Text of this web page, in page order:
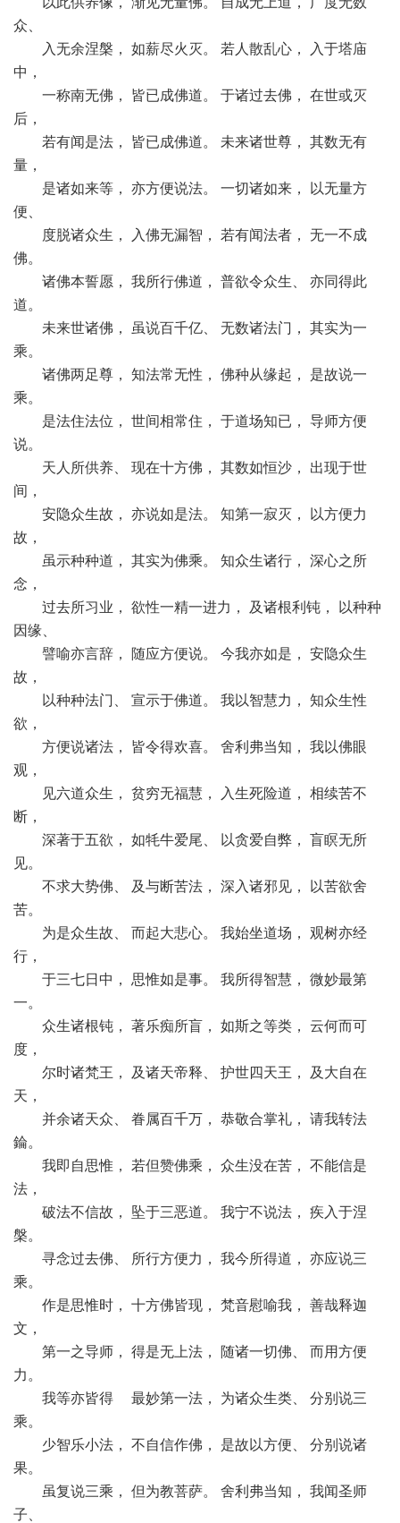
众、
入无余涅槃， 如薪尽火灭。 若人散乱心， 入于塔庙
中，
一称南无佛， 皆已成佛道。 于诸过去佛， 在世或灭
后，
若有闻是法， 皆已成佛道。 未来诸世尊， 其数无有
量，
是诸如来等， 亦方便说法。 一切诸如来， 以无量方
便、
度脱诸众生， 入佛无漏智， 若有闻法者， 无一不成
佛。
诸佛本誓愿， 我所行佛道， 普欲令众生、 亦同得此
道。
未来世诸佛， 虽说百千亿、 无数诸法门， 其实为一
乘。
诸佛两足尊， 知法常无性， 佛种从缘起， 是故说一
乘。
是法住法位， 世间相常住， 于道场知已， 导师方便
说。
天人所供养、 现在十方佛， 其数如恒沙， 出现于世
间，
安隐众生故， 亦说如是法。 知第一寂灭， 以方便力
故，
虽示种种道， 其实为佛乘。 知众生诸行， 深心之所
念，
过去所习业， 欲性一精一进力， 及诸根利钝， 以种种
因缘、
譬喻亦言辞， 随应方便说。 今我亦如是， 安隐众生
故，
以种种法门、 宣示于佛道。 我以智慧力， 知众生性
欲，
方便说诸法， 皆令得欢喜。 舍利弗当知， 我以佛眼
观，
见六道众生， 贫穷无福慧， 入生死险道， 相续苦不
断，
深著于五欲， 如牦牛爱尾、 以贪爱自弊， 盲瞑无所
见。
不求大势佛、 及与断苦法， 深入诸邪见， 以苦欲舍
苦。
为是众生故、 而起大悲心。 我始坐道场， 观树亦经
行，
于三七日中， 思惟如是事。 我所得智慧， 微妙最第
一。
众生诸根钝， 著乐痴所盲， 如斯之等类， 云何而可
度，
尔时诸梵王， 及诸天帝释、 护世四天王， 及大自在
天，
并余诸天众、 眷属百千万， 恭敬合掌礼， 请我转法
錀。
我即自思惟， 若但赞佛乘， 众生没在苦， 不能信是
法，
破法不信故， 坠于三恶道。 我宁不说法， 疾入于涅
槃。
寻念过去佛、 所行方便力， 我今所得道， 亦应说三
乘。
作是思惟时， 十方佛皆现， 梵音慰喻我， 善哉释迦
文，
第一之导师， 得是无上法， 随诸一切佛、 而用方便
力。
我等亦皆得 最妙第一法， 为诸众生类、 分别说三
乘。
少智乐小法， 不自信作佛， 是故以方便、 分别说诸
果。
虽复说三乘， 但为教菩萨。 舍利弗当知， 我闻圣师
子、